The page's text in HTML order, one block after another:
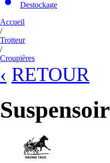
Destockage
Accueil
/
Trotteur
/
Croupières
‹ RETOUR
Suspensoir